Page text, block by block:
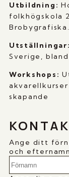
Utbildning:
folkhögskola
Brobygrafiska.
Utställningar:
Sverige,
Workshops:
skapande
Ange ditt
och efternamn